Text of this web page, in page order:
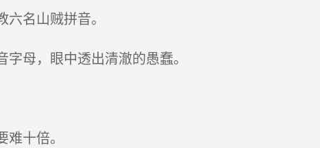
名山贼拼音。
母，眼中透出清澈的愚蠢。
十倍。